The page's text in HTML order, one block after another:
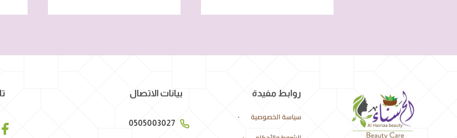
روابط مفيدة
سياسة الخصوصية
بيانات الاتصال
0505003027